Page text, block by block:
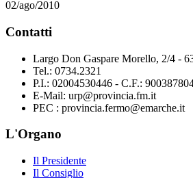
02/ago/2010
Contatti
Largo Don Gaspare Morello, 2/4 -
Tel.: 0734.2321
P.I.: 02004530446 - C.F.:
E-Mail: urp@provincia.fm.it
PEC : provincia.fermo@emarche.it
L'Organo
Il Presidente
Il Consiglio